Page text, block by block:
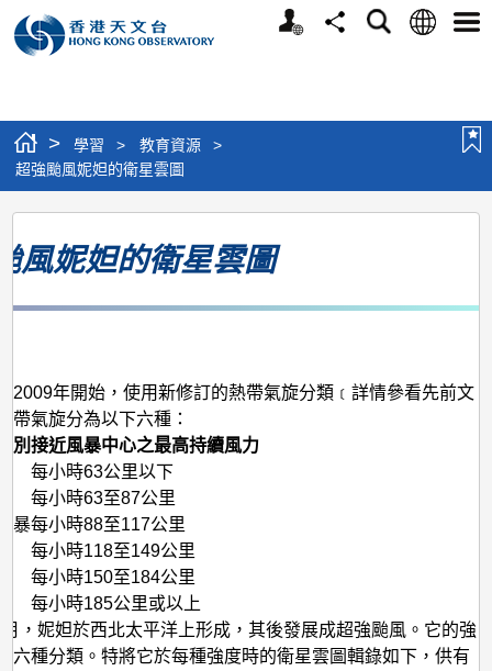
個
分
搜
語
選
> 學習 > 教育資源
>
超強颱風妮妲的衛星雲圖
超
強
妲
的
衛
星
雲
圖
風妮妲的衛星雲圖
2009年開始，使用新修訂的熱帶氣旋分類﹝詳情參看先前文
帶氣旋分為以下六種：
別接近風暴中心之最高持續風力
每小時63公里以下
每小時63至87公里
暴每小時88至117公里
每小時118至149公里
每小時150至184公里
每小時185公里或以上
，妮妲於西北太平洋上形成，其後發展成超強颱風。它的強
六種分類。特將它於每種強度時的衛星雲圖輯錄如下，供有